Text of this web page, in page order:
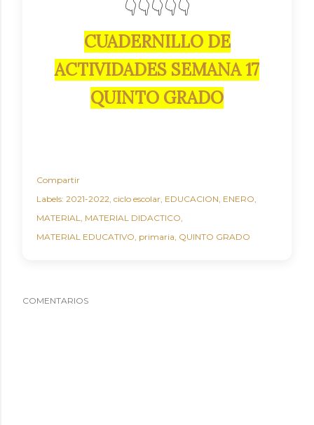
👇👇👇👇👇
CUADERNILLO DE
ACTIVIDADES SEMANA 17
QUINTO GRADO
Compartir
Labels: 2021-2022 ciclo escolar EDUCACION ENERO
MATERIAL
MATERIAL DIDACTICO
MATERIAL EDUCATIVO primaria QUINTO GRADO
COMENTARIOS